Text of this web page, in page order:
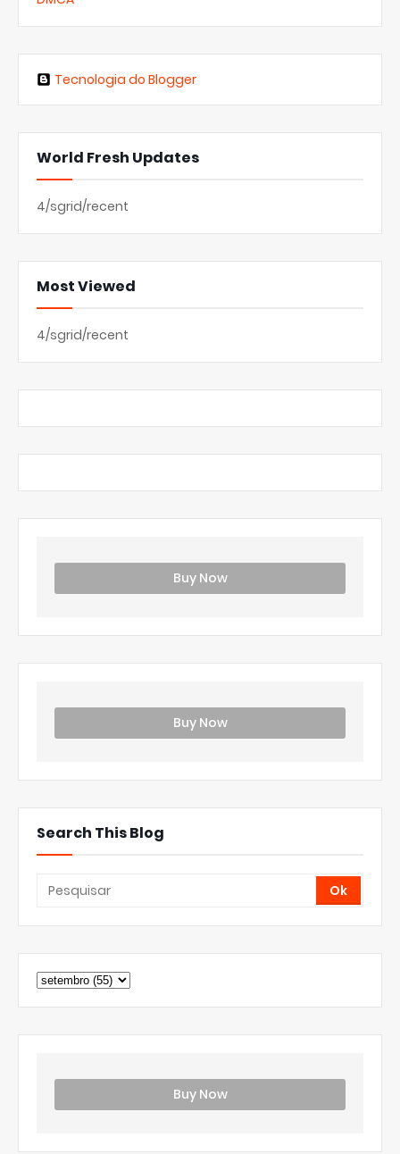
Tecnologia do Blogger
World Fresh Updates
4/sgrid/recent
Most Viewed
4/sgrid/recent
Buy Now
Buy Now
Search This Blog
Buy Now